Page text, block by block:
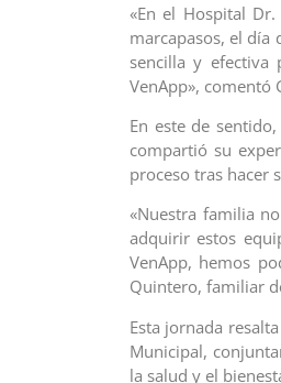
«En el Hospital
marcapasos, el día
sencilla y efectiva
VenApp», comentó
En este de
compartió su
proceso tras hacer
«Nuestra familia
adquirir estos
VenApp, hemos
Quintero, familiar
Esta jornada
Municipal,
la salud y el